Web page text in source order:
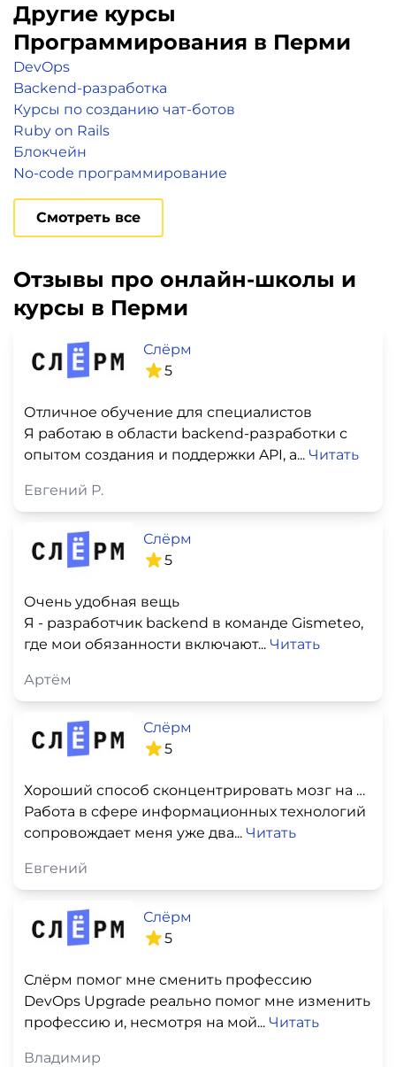
Другие курсы
Программирования в Перми
DevOps
Backend-разработка
Курсы по созданию чат-ботов
Ruby on Rails
Блокчейн
No-code программирование
Смотреть все
Отзывы про онлайн-школы и
курсы в Перми
Слёрм
5
Отличное обучение для специалистов
Я работаю в области backend-разработки с
опытом создания и поддержки API, а... Читать
Евгений Р.
Слёрм
5
Очень удобная вещь
Я - разработчик backend в команде Gismeteo,
где мои обязанности включают... Читать
Артём
Слёрм
5
Хороший способ сконцентрировать мозг на сфере DevOPS
Работа в сфере информационных технологий
сопровождает меня уже два... Читать
Евгений
Слёрм
5
Слёрм помог мне сменить профессию
DevOps Upgrade реально помог мне изменить
профессию и, несмотря на мой... Читать
Владимир